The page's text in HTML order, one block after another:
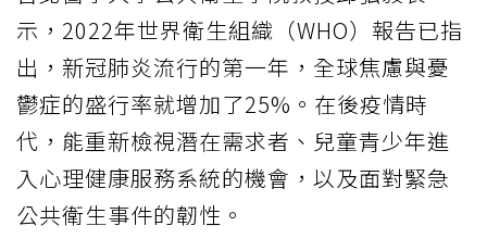
示，2022年世界衛生組織（WHO）報告已指
出，新冠肺炎流行的第一年，全球焦慮與憂
鬱症的盛行率就增加了25%。在後疫情時
代，能重新檢視潛在需求者、兒童青少年進
入心理健康服務系統的機會，以及面對緊急
公共衛生事件的韌性。